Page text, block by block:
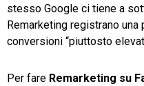
stesso Google ci tiene a
Remarketing registrano
conversioni “piuttosto
Per fare Remarketing su